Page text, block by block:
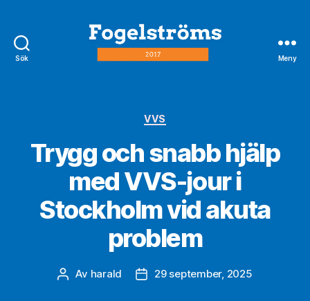
Sök Meny
Kategorier
VVS
Trygg och snabb hjälp
med VVS-jour i
Stockholm vid akuta
problem
Inläggsförfattare
Av harald Inläggsdatum
29 september, 2025